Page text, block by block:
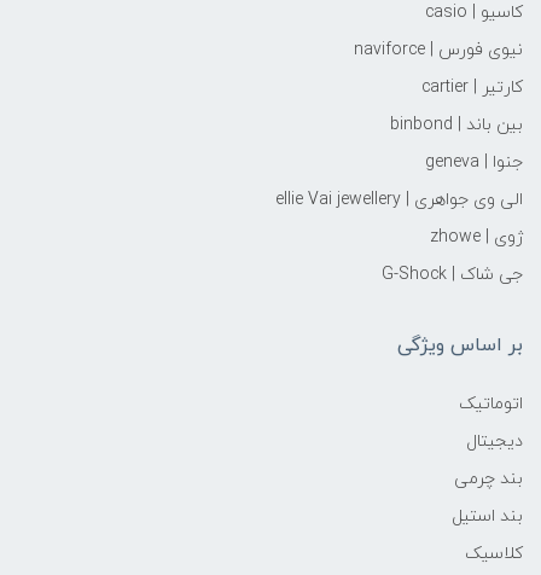
کاسیو | casio
نیوی فورس | naviforce
کارتیر | cartier
بین باند | binbond
جنوا | geneva
الی وی جواهری | ellie Vai‌ jewellery
ژوی | zhowe
جی شاک | G-Shock
بر اساس ویژگی
اتوماتیک
دیجیتال
بند چرمی
بند استیل
کلاسیک